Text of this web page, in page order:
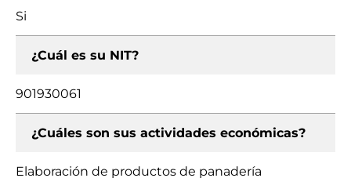
Si
¿Cuál es su NIT?
901930061
¿Cuáles son sus actividades económicas?
Elaboración de productos de panadería